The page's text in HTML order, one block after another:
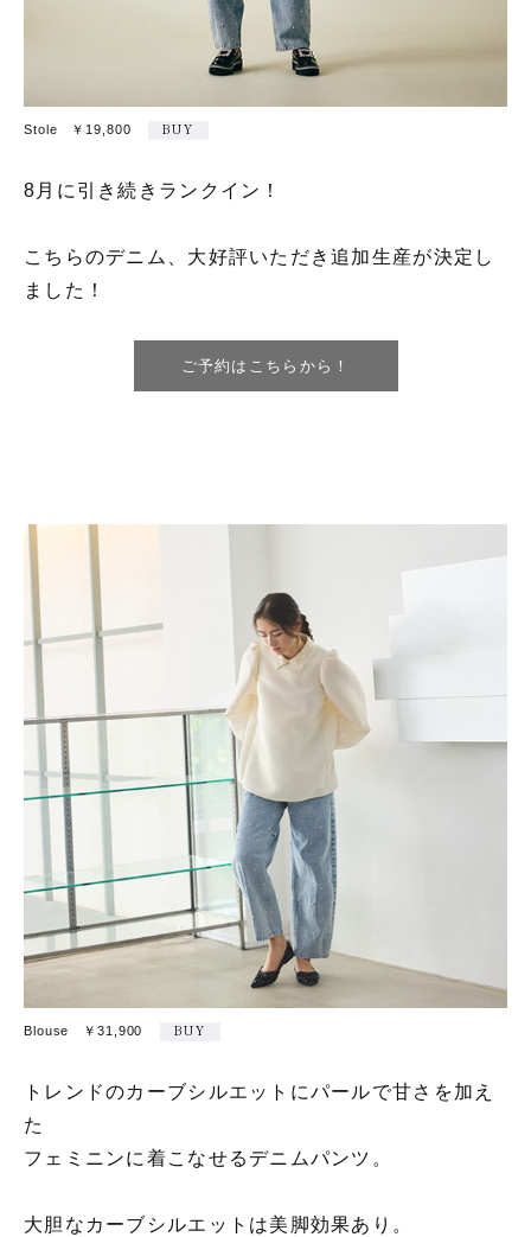
Stole ￥19,800 BUY
8月に引き続きランクイン！
こちらのデニム、大好評いただき追加生産が決定し
ました！
ご予約はこちらから！
Blouse ￥31,900 BUY
トレンドのカーブシルエットにパールで甘さを加え
た
フェミニンに着こなせるデニムパンツ。
大胆なカーブシルエットは美脚効果あり。